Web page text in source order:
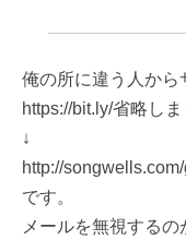
俺の所に違う人から
https://bit.ly/省略し
↓
http://
です。
メールを無視する